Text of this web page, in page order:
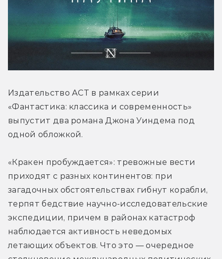
Издательство АСТ в рамках серии
«Фантастика: классика и современность»
выпустит два романа Джона Уиндема под
одной обложкой.
«Кракен пробуждается»: тревожные вести
приходят с разных континентов: при
загадочных обстоятельствах гибнут корабли,
терпят бедствие научно-исследовательские
экспедиции, причем в районах катастроф
наблюдается активность неведомых
летающих объектов. Что это — очередное